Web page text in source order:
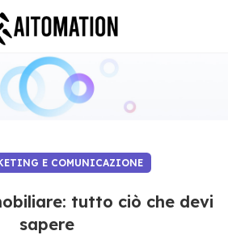
E COMUNICAZIONE
tutto ciò che devi
sapere